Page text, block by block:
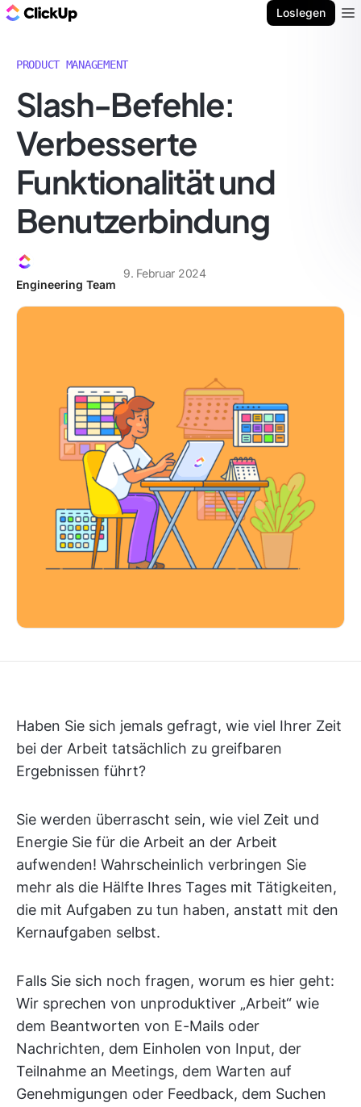
Loslegen
PRODUCT MANAGEMENT
Slash-Befehle:
Verbesserte
Funktionalität und
Benutzerbindung
Engineering Team
9. Februar 2024
Haben Sie sich jemals gefragt, wie viel Ihrer Zeit
bei der Arbeit tatsächlich zu greifbaren
Ergebnissen führt?
Sie werden überrascht sein, wie viel Zeit und
Energie Sie für die Arbeit an der Arbeit
aufwenden! Wahrscheinlich verbringen Sie
mehr als die Hälfte Ihres Tages mit Tätigkeiten,
die mit Aufgaben zu tun haben, anstatt mit den
Kernaufgaben selbst.
Falls Sie sich noch fragen, worum es hier geht:
Wir sprechen von unproduktiver „Arbeit“ wie
dem Beantworten von E-Mails oder
Nachrichten, dem Einholen von Input, der
Teilnahme an Meetings, dem Warten auf
Genehmigungen oder Feedback, dem Suchen